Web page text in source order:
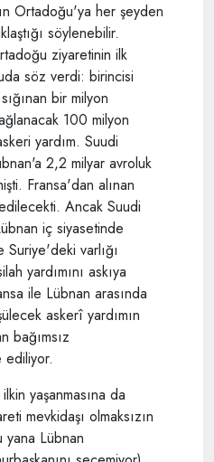
Ortadoğu'ya her şeyden
söylenebilir.
ziyaretinin ilk
söz verdi: birincisi
bir milyon
100 milyon
yardım. Suudi
2,2 milyar avroluk
Fransa'dan alınan
Ancak Suudi
iç siyasetinde
Suriye'deki varlığı
yardımını askıya
ile Lübnan arasında
askerî yardımın
bağımsız
yaşanmasına da
mevkidaşı olmaksızın
yana Lübnan